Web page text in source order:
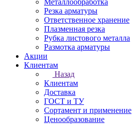
Металлообработка
Резка арматуры
Ответственное хранение
Плазменная резка
Рубка листового металла
Размотка арматуры
Акции
Клиентам
Назад
Клиентам
Доставка
ГОСТ и ТУ
Сортамент и применение
Ценообразование